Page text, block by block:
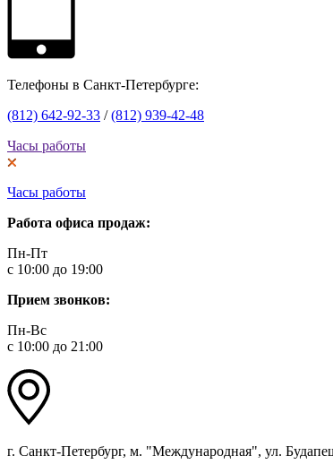
Телефоны в Санкт-Петербурге:
(812) 642-92-33 /(812) 939-42-48
Часы работы
Часы работы
Работа офиса продаж:
Пн-Пт
с 10:00 до 19:00
Прием звонков:
Пн-Вс
с 10:00 до 21:00
г. Санкт-Петербург, м. "Международная", ул.